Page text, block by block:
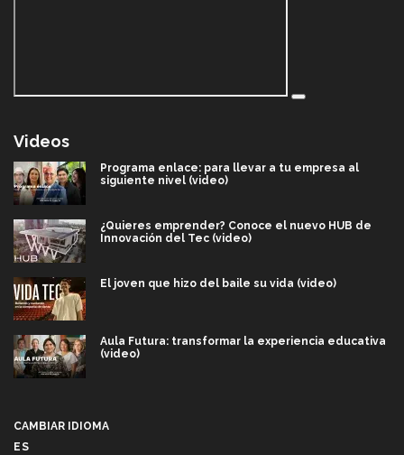
Videos
Programa enlace: para llevar a tu empresa al
siguiente nivel (video)
¿Quieres emprender? Conoce el nuevo HUB de
Innovación del Tec (video)
El joven que hizo del baile su vida (video)
Aula Futura: transformar la experiencia educativa
(video)
CAMBIAR IDIOMA
ES